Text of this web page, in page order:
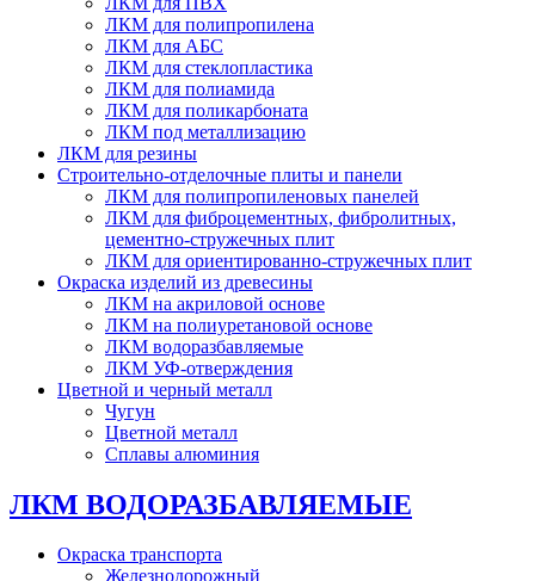
ЛКМ для полипропилена
ЛКМ для АБС
ЛКМ для стеклопластика
ЛКМ для полиамида
ЛКМ для поликарбоната
ЛКМ под металлизацию
ЛКМ для резины
Строительно-отделочные плиты и панели
ЛКМ для полипропиленовых панелей
ЛКМ для фиброцементных, фибролитных,
цементно-стружечных плит
ЛКМ для ориентированно-стружечных плит
Окраска изделий из древесины
ЛКМ на акриловой основе
ЛКМ на полиуретановой основе
ЛКМ водоразбавляемые
ЛКМ УФ-отверждения
Цветной и черный металл
Чугун
Цветной металл
Сплавы алюминия
ЛКМ ВОДОРАЗБАВЛЯЕМЫЕ
Окраска транспорта
Железнодорожный